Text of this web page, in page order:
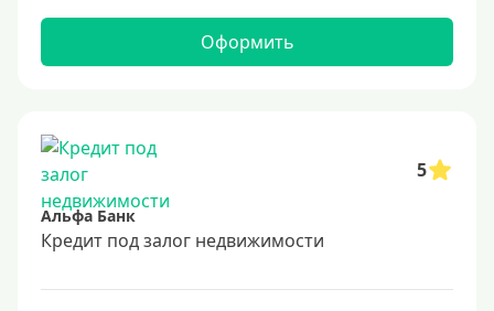
Оформить
5
Альфа Банк
Кредит под залог недвижимости